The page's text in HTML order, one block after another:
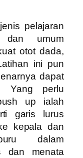
pelajaran
dan umum
otot dada,
ini pun
dapat
Yang perlu
up ialah
garis lurus
kepala dan
dalam
dan menata